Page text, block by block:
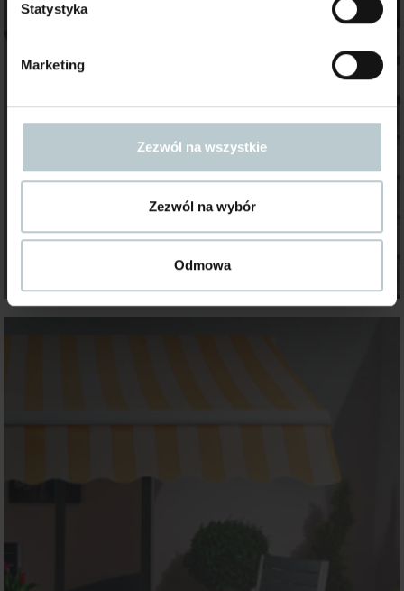
Statystyka
Marketing
Zezwól na wszystkie
Zezwól na wybór
Odmowa